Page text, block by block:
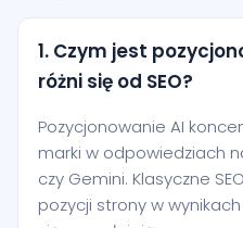
1. Czym jest
różni się od SEO?
Pozycjonowanie AI
marki w odpowiedziach
czy Gemini. Klasyczne
pozycji strony w